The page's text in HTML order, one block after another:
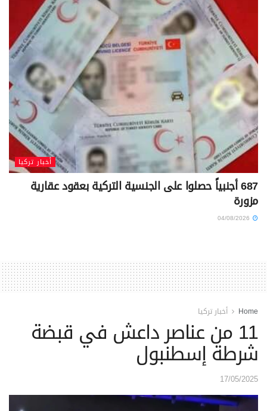
أخبار تركيا
687 أجنبياً حصلوا على الجنسية التركية بعقود عقارية
مزورة
Home أخبار تركيا
11 من عناصر داعش في قبضة
شرطة إسطنبول
17/05/2025